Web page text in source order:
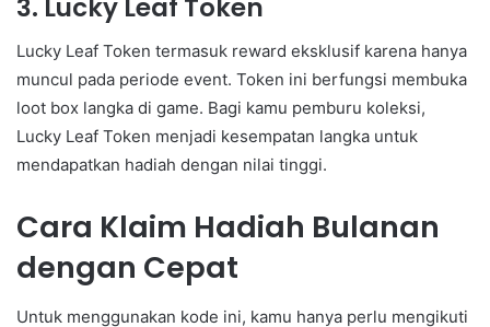
3. Lucky Leaf Token
Lucky Leaf Token termasuk reward eksklusif karena hanya
muncul pada periode event. Token ini berfungsi membuka
loot box langka di game. Bagi kamu pemburu koleksi,
Lucky Leaf Token menjadi kesempatan langka untuk
mendapatkan hadiah dengan nilai tinggi.
Cara Klaim Hadiah Bulanan
dengan Cepat
Untuk menggunakan kode ini, kamu hanya perlu mengikuti